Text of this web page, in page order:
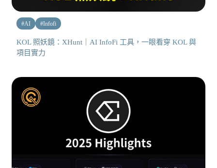
#AI #Infofi
KOL 照妖鏡：XHunt｜AI InfoFi 工具，一眼看穿 KOL 與
項目實力